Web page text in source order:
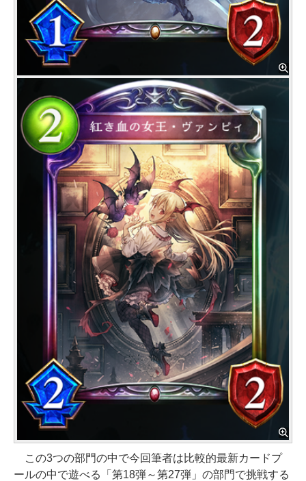
この3つの部門の中で今回筆者は比較的最新カードプ
ールの中で遊べる「第18弾～第27弾」の部門で挑戦する